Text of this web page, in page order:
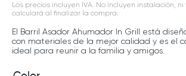
Los precios incluyen IVA. No incluyen instalación,
calculará al finalizar la compra.
El Barril Asador Ahumador In Grill está
con materiales de la mejor calidad y es el
ideal para reunir a la familia y amigos.